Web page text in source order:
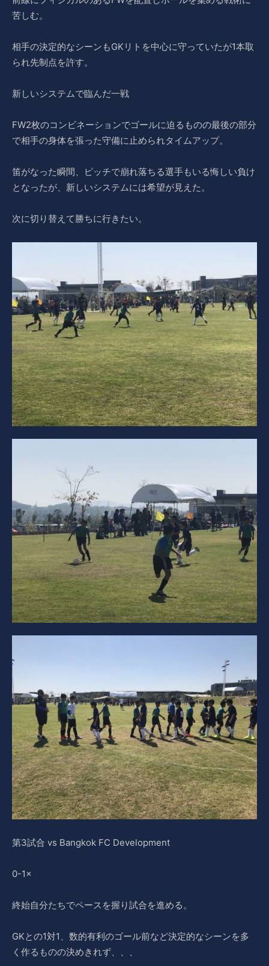
苦しむ。
相手の決定的なシーンもGKリトを中心に守っていたが1本取
られ先制点を許す。
新しいシステムで臨んだ一戦
FW2枚のコンビネーションでゴールに迫るものの最後の部分
で相手の身体を張った守備に止められタイムアップ。
笛がなった瞬間、ピッチで崩れ落ちる選手もいる悔しい負け
となったが、新しいシステムには希望が見えた。
次に切り替えて勝ちに行きたい。
第3試合 vs Bangkok FC Development
0-1×
終始自分たちでペースを握り試合を進める。
GKとの1対1、数的有利のゴール前など決定的なシーンを多
く作るものの決めきれず、、、